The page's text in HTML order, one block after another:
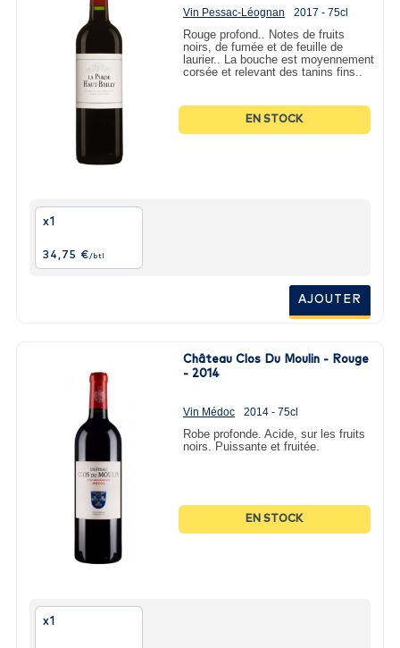
Vin Pessac-Léognan 2017 - 75cl
Rouge profond.. Notes de fruits
noirs, de fumée et de feuille de
laurier.. La bouche est moyennement
corsée et relevant des tanins fins..
EN STOCK
x1
34,75 € /btl
AJOUTER
Château Clos Du Moulin - Rouge
- 2014
Vin Médoc 2014 - 75cl
Robe profonde. Acide, sur les fruits
noirs. Puissante et fruitée.
EN STOCK
x1